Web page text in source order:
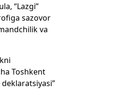
“Lazgi”
sazovor
va
Toshkent